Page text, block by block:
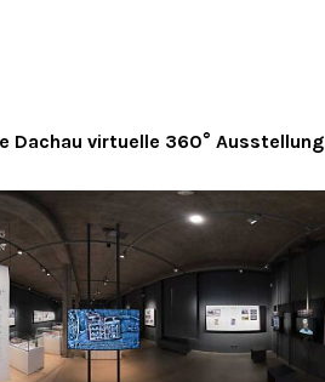
Dachau virtuelle 360° Ausstellung